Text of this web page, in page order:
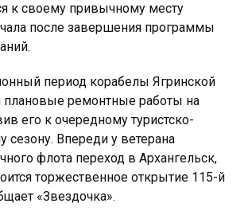
к своему привычному месту
после завершения программы
период корабелы Ягринской
ремонтные работы на
его к очередному туристско-
сезону. Впереди у ветерана
флота переход в Архангельск,
торжественное открытие 115-й
«Звездочка».